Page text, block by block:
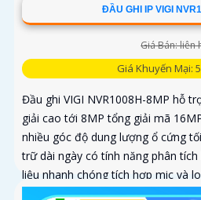
ĐẦU GHI IP VIGI
Giá Bán: liên
Giá Khuyến Mại:
Đầu ghi VIGI NVR1008H-8MP hỗ
giải cao tới 8MP tổng giải mã
nhiều góc độ dung lượng ổ cứng
trữ dài ngày có tính năng phân
liệu nhanh chóng tích hợp mic và